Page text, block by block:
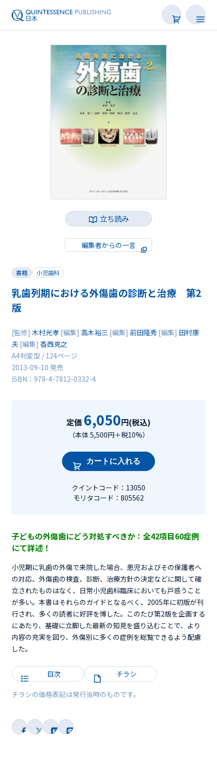
書籍
雑誌
映像
電子BOOK
立ち読み
編集者からの一言
書籍 小児歯科
乳歯列期における外傷歯の診断と治療 第2
版
[監修] 木村光孝 [編集] 高木裕三 [編集] 前田隆秀 [編集] 田村康
夫 [編集] 香西克之
A4判変型 / 124ページ
2013-09-10 発売
ISBN：978-4-7812-0332-4
定価 6,050円(税込)
（本体 5,500円＋税10%）
カートに入れる
クイントコード：13050
モリタコード：805562
子どもの外傷歯にどう対処すべきか：全42項目60症例
にて詳述！
小児期に乳歯の外傷で来院した場合、患児およびその保護者へ
の対応、外傷歯の検査、診断、治療方針の決定などに関して確
立されたものはなく、日常小児歯科臨床においても戸惑うこと
が多い。本書はそれらのガイドとなるべく、2005年に初版が刊
行され、多くの読者に好評を博した。このたび第2版を企画する
にあたり、基礎に立脚した最新の知見を盛り込むことで、より
内容の充実を図り、外傷別に多くの症例を総覧できるよう配慮
した。
目次 チラシ
チラシの価格表記は発行当時のものです。